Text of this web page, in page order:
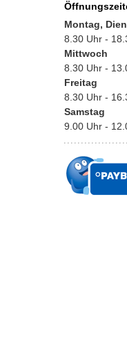
Montag,
8.30 Uhr -
Mittwoch
8.30 Uhr -
Freitag
8.30 Uhr -
Samstag
9.00 Uhr -